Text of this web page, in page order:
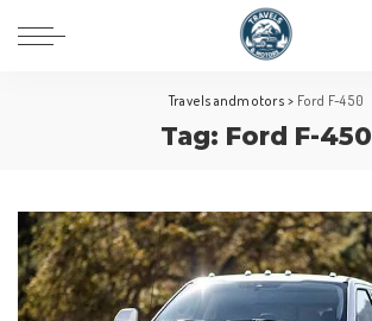
Travelsandmotors > Ford F-450
Tag: Ford F-450